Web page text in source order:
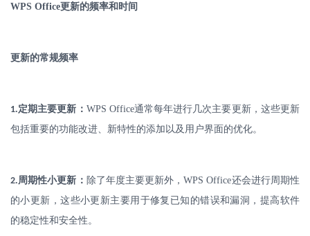
WPS Office更新的频率和时间
更新的常规频率
1.定期主要更新： WPS Office通常每年进行几次主要更新，这些更新
包括重要的功能改进、新特性的添加以及用户界面的优化。
2. 周期性小更新： 除了年度主要更新外，WPS Office还会进行周期性
的小更新，这些小更新主要用于修复已知的错误和漏洞，提高软件
的稳定性和安全性。